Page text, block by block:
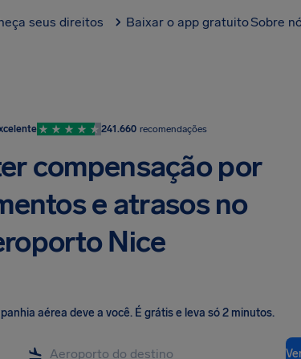
seus direitos Baixar o app gratuitoSobre
241.660 recomendações
compensação por
e atrasos no
Nice
aérea deve a você. É grátis e leva só 2 minutos.